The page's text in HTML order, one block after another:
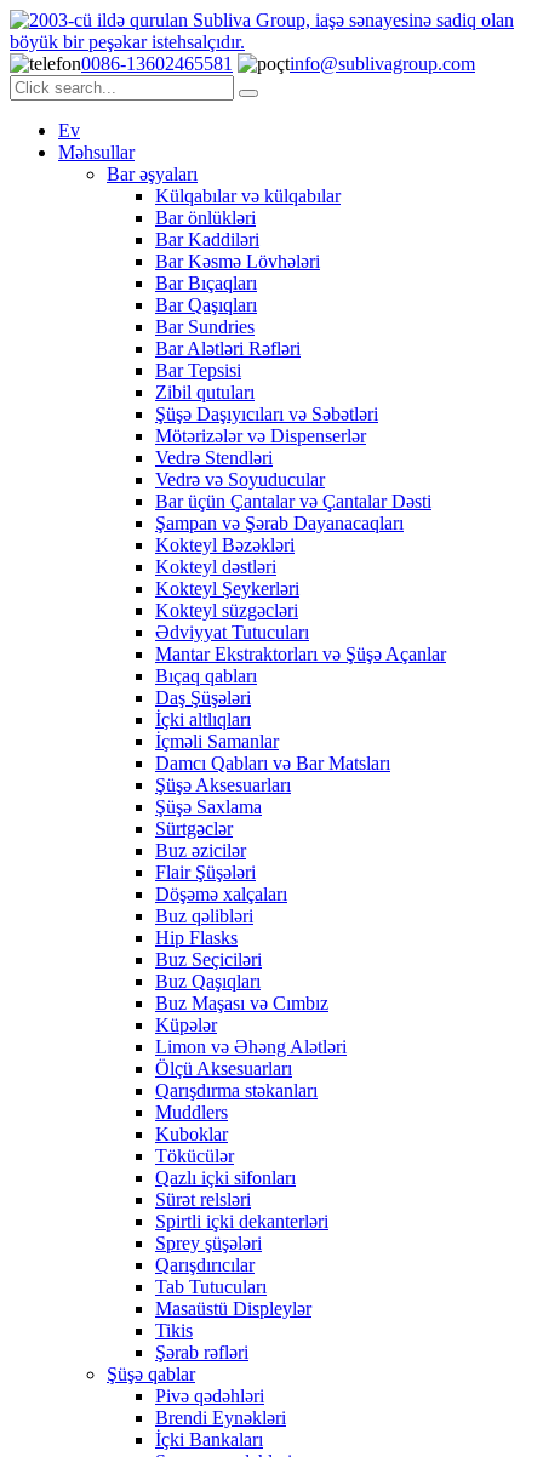
0086-13602465581 info@sublivagroup.com
Ev
Məhsullar
Bar əşyaları
Külqabılar və külqabılar
Bar önlükləri
Bar Kaddiləri
Bar Kəsmə Lövhələri
Bar Bıçaqları
Bar Qaşıqları
Bar Sundries
Bar Alətləri Rəfləri
Bar Tepsisi
Zibil qutuları
Şüşə Daşıyıcıları və Səbətləri
Mötərizələr və Dispenserlər
Vedrə Stendləri
Vedrə və Soyuducular
Bar üçün Çantalar və Çantalar Dəsti
Şampan və Şərab Dayanacaqları
Kokteyl Bəzəkləri
Kokteyl dəstləri
Kokteyl Şeykerləri
Kokteyl süzgəcləri
Ədviyyat Tutucuları
Mantar Ekstraktorları və Şüşə Açanlar
Bıçaq qabları
Daş Şüşələri
İçki altlıqları
İçməli Samanlar
Damcı Qabları və Bar Matsları
Şüşə Aksesuarları
Şüşə Saxlama
Sürtgəclər
Buz əzicilər
Flair Şüşələri
Döşəmə xalçaları
Buz qəlibləri
Hip Flasks
Buz Seçiciləri
Buz Qaşıqları
Buz Maşası və Cımbız
Küpələr
Limon və Əhəng Alətləri
Ölçü Aksesuarları
Qarışdırma stəkanları
Muddlers
Kuboklar
Tökücülər
Qazlı içki sifonları
Sürət relsləri
Spirtli içki dekanterləri
Sprey şüşələri
Qarışdırıcılar
Tab Tutucuları
Masaüstü Displeylər
Tikis
Şərab rəfləri
Şüşə qablar
Pivə qədəhləri
Brendi Eynəkləri
İçki Bankaları